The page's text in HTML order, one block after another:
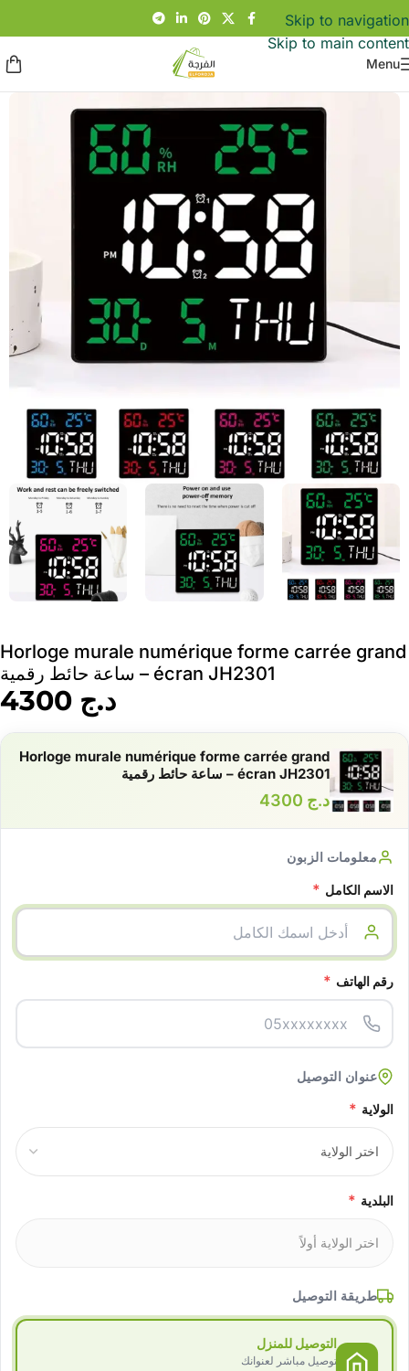
Skip to navigation
Skip to main content
Menu
Horloge murale numérique forme carrée grand
écran JH2301 – ساعة حائط رقمية
د.ج
Horloge murale numérique forme carrée grand
écran JH2301 – ساعة حائط رقمية
د.ج
معلومات الزبون
الاسم الكامل *
رقم الهاتف *
عنوان التوصيل
الولاية *
البلدية *
طريقة التوصيل
التوصيل للمنزل
توصيل مباشر لعنوانك